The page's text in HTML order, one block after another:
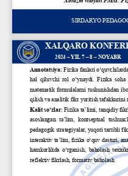
Jurnal Yordamchisi
Onlayn